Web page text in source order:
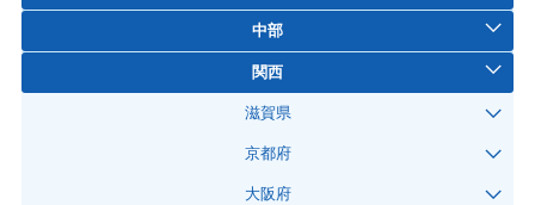
中部
関西
滋賀県
京都府
大阪府